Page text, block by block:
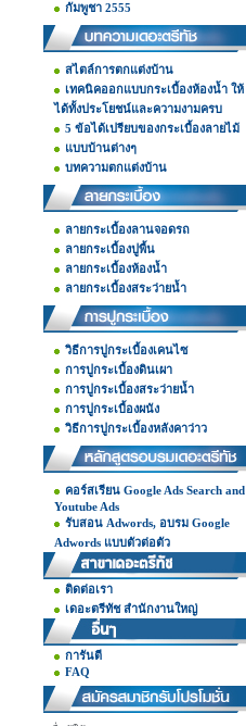
กัมพูชา 2555
สไตล์การตกแต่งบ้าน
เทคนิคออกแบบกระเบื้องห้องน้ำ ให้
ได้ทั้งประโยชน์และความงามครบ
5 ข้อได้เปรียบของกระเบื้องลายไม้
แบบบ้านต่างๆ
บทความตกแต่งบ้าน
ลายกระเบื้องลานจอดรถ
ลายกระเบื้องปูพื้น
ลายกระเบื้องห้องน้ำ
ลายกระเบื้องสระว่ายน้ำ
วิธีการปูกระเบื้องเคนไซ
การปูกระเบื้องดินเผา
การปูกระเบื้องสระว่ายน้ำ
การปูกระเบื้องผนัง
วิธีการปูกระเบื้องหลังคาว่าว
คอร์สเรียน Google Ads Search and
Youtube Ads
รับสอน Adwords, อบรม Google
Adwords แบบตัวต่อตัว
ติดต่อเรา
เดอะตรีทัช สำนักงานใหญ่
การันตี
FAQ